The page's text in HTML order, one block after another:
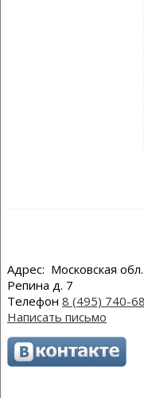
Адрес: Московская
Репина д. 7
Телефон 8 (495) 740-
Написать письмо